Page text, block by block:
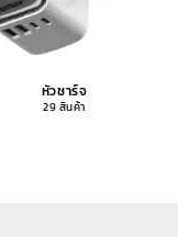
หัวชาร์จ
29 สินค้า